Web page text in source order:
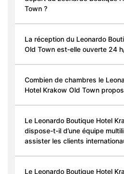
Town ?
La réception du Leonardo
Old Town est-elle ouverte 24
Combien de chambres le
Hotel Krakow Old Town
Le Leonardo Boutique Hotel
dispose-t-il d’une équipe
assister les clients
Le Leonardo Boutique Hotel